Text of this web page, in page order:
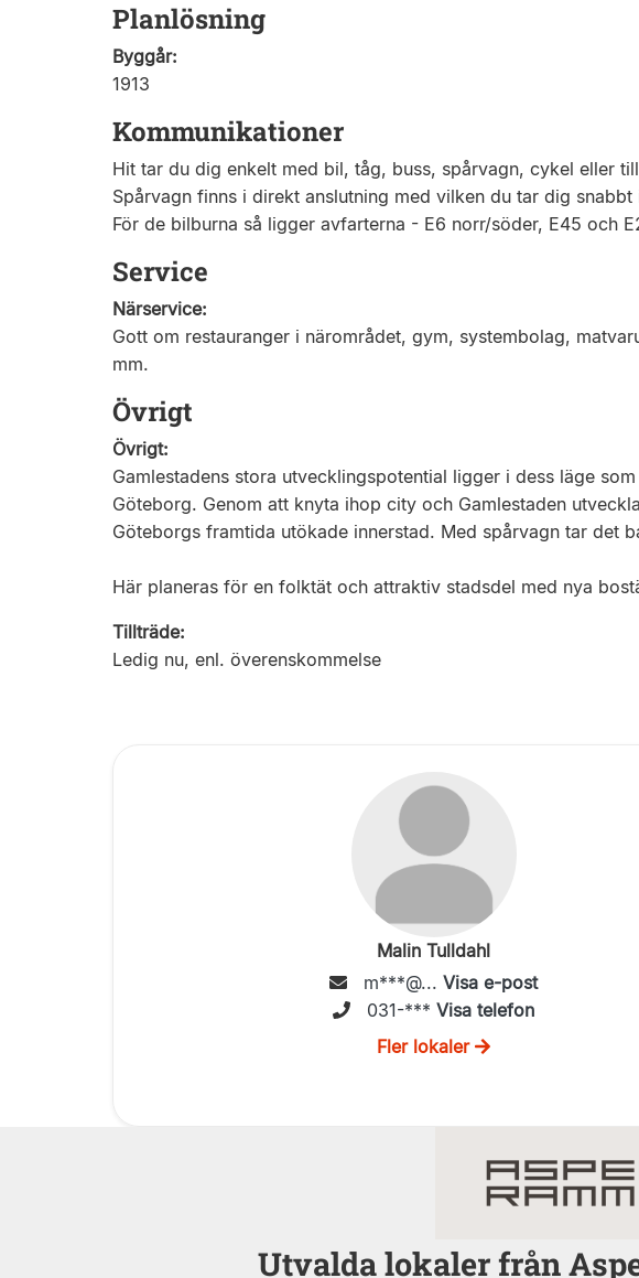
Planlösning
Byggår:
1913
Kommunikationer
Hit tar du dig enkelt med bil, tåg, buss, spårvagn, cykel eller
Spårvagn finns i direkt anslutning med vilken du tar dig
För de bilburna så ligger avfarterna - E6 norr/söder, E45 och
Service
Närservice:
Gott om restauranger i närområdet, gym, systembolag,
mm.
Övrigt
Övrigt:
Gamlestadens stora utvecklingspotential ligger i dess läge
Göteborg. Genom att knyta ihop city och Gamlestaden
Göteborgs framtida utökade innerstad. Med spårvagn tar det
Här planeras för en folktät och attraktiv stadsdel med nya
Tillträde:
Ledig nu, enl. överenskommelse
Malin Tulldahl
m***@... Visa e-post
031-*** Visa telefon
Fler lokaler
Utvalda lokaler från